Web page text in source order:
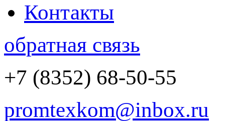
Контакты
обратная связь
+7 (8352) 68-50-55
promtexkom@inbox.ru